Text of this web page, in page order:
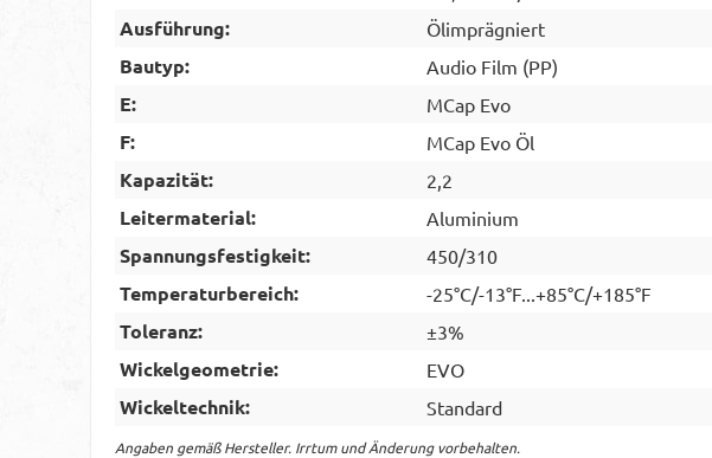
Ausführung: Ölimprägniert
Bautyp: Audio Film (PP)
E: MCap Evo
F: MCap Evo Öl
Kapazität: 2,2
Leitermaterial: Aluminium
Spannungsfestigkeit: 450/310
Temperaturbereich: -25°C/-13°F...+85°C/+185°F
Toleranz: ±3%
Wickelgeometrie: EVO
Wickeltechnik: Standard
Angaben gemäß Hersteller. Irrtum und Änderung vorbehalten.